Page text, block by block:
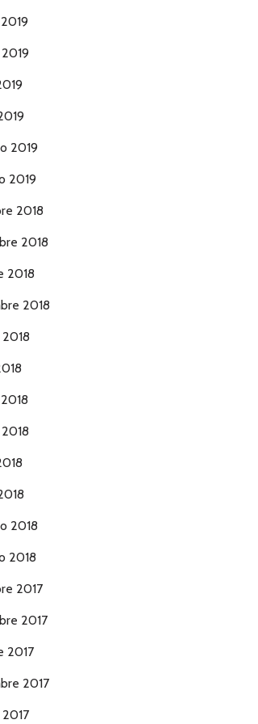
2019
2019
2018
2018
2018
2018
2018
2018
2017
2017
2017
2017